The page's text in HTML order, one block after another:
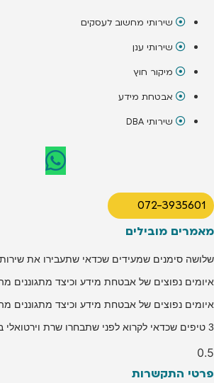
שירותי מחשוב לעסקים
שירותי ענן
מיקור חוץ
אבטחת מידע
שירותי DBA
072-3935601
מאמרים מובילים
שלושה סימנים שמעידים שכדאי שתעבירו את
איומים נפוצים של אבטחת מידע וכיצד מתגוננים
איומים נפוצים של אבטחת מידע וכיצד מתגוננים
3 טיפים שכדאי לקרוא לפני שתבחרו שרת וירטואלי בענן
פרטי התקשרות